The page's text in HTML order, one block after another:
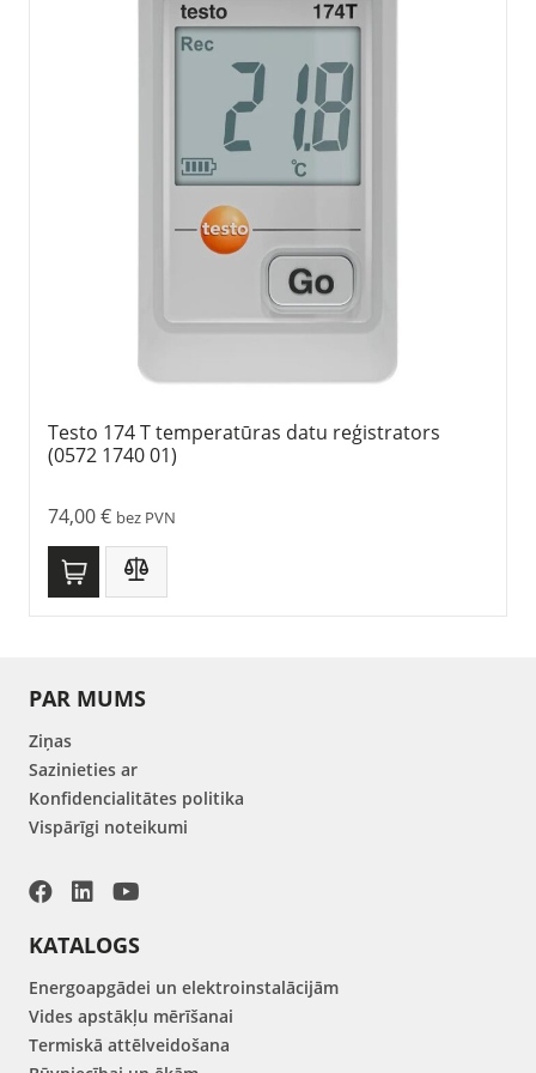
Testo 174 T temperatūras datu reģistrators
(0572 1740 01)
74,00€ bez PVN
PAR MUMS
Ziņas
Sazinieties ar
Konfidencialitātes politika
Vispārīgi noteikumi
KATALOGS
Energoapgādei un elektroinstalācijām
Vides apstākļu mērīšanai
Termiskā attēlveidošana